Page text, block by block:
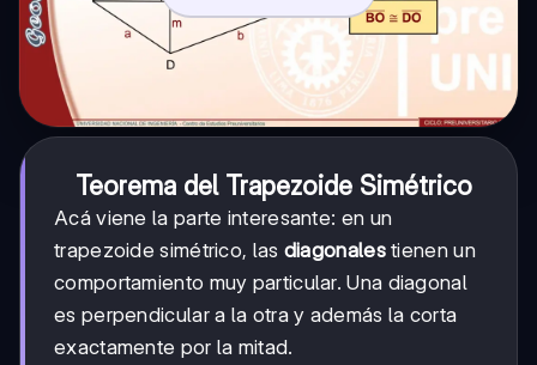
Teorema del Trapezoide Simétrico
Acá viene la parte interesante: en un
trapezoide simétrico, las diagonalestienen un
comportamiento muy particular. Una diagonal
es perpendicular a la otra y además la corta
exactamente por la mitad.